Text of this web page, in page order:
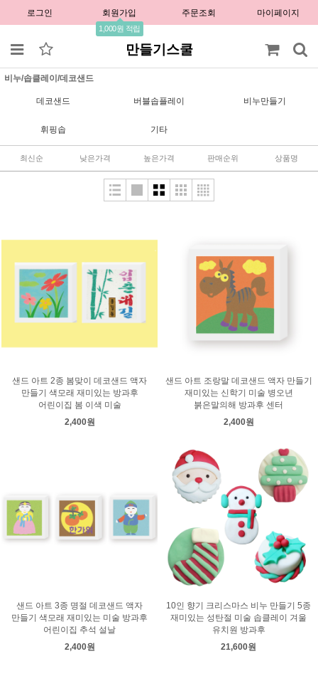
로그인 회원가입
1,000원 적립
주문조회 마이페이지
만들기스쿨
비누/솝클레이/데코샌드
데코샌드 버블솝플레이 비누만들기
휘핑솝 기타
최신순 낮은가격 높은가격 판매순위 상품명
샌드 아트 2종 봄맞이 데코샌드 액자
만들기 색모래 재미있는 방과후
어린이집 봄 이색 미술
2,400원
샌드 아트 조랑말 데코샌드 액자 만들기
재미있는 신학기 미술 병오년
붉은말의해 방과후 센터
2,400원
샌드 아트 3종 명절 데코샌드 액자
만들기 색모래 재미있는 미술 방과후
어린이집 추석 설날
2,400원
10인 향기 크리스마스 비누 만들기 5종
재미있는 성탄절 미술 솝클레이 겨울
유치원 방과후
21,600원